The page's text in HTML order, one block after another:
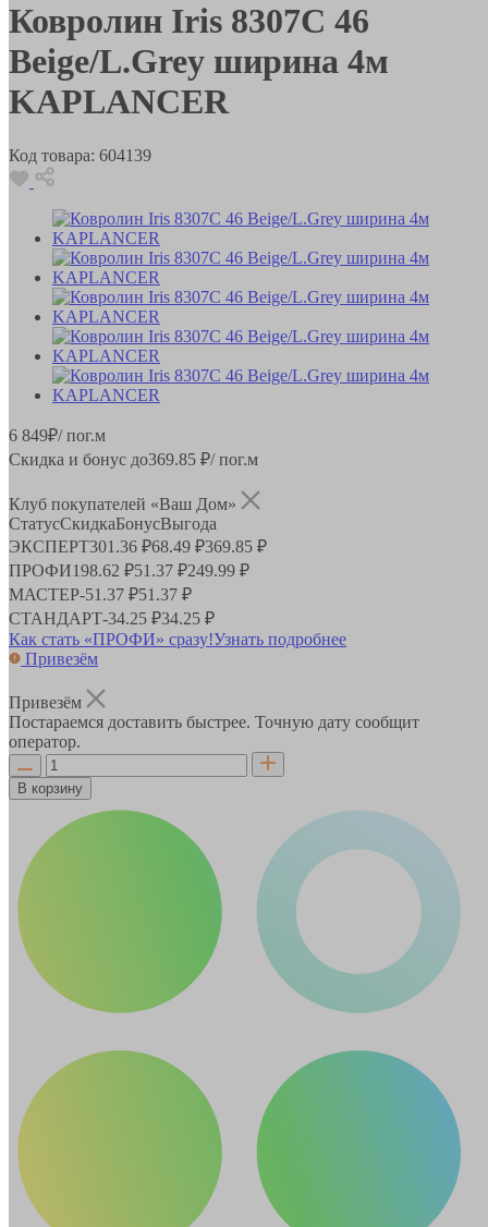
Ковролин Iris 8307С 46
Beige/L.Grey ширина 4м
KAPLANCER
Код товара: 604139
6 849₽/ пог.м
Скидка и бонус до369.85 ₽/ пог.м
Клуб покупателей «Ваш Дом»
СтатусСкидкаБонусВыгода
ЭКСПЕРТ301.36 ₽68.49 ₽369.85 ₽
ПРОФИ198.62 ₽51.37 ₽249.99 ₽
МАСТЕР-51.37 ₽51.37 ₽
СТАНДАРТ-34.25 ₽34.25 ₽
Как стать «ПРОФИ» сразу!Узнать подробнее
Привезём
Привезём
Постараемся доставить быстрее. Точную дату сообщит
оператор.
В корзину